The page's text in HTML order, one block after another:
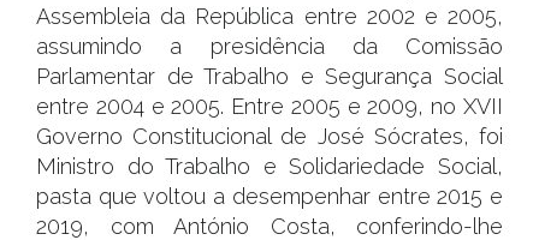
Assembleia da República entre 2002 e 2005,
assumindo a presidência da Comissão
Parlamentar de Trabalho e Segurança Social
entre 2004 e 2005. Entre 2005 e 2009, no XVII
Governo Constitucional de José Sócrates, foi
Ministro do Trabalho e Solidariedade Social,
pasta que voltou a desempenhar entre 2015 e
2019, com António Costa, conferindo-lhe